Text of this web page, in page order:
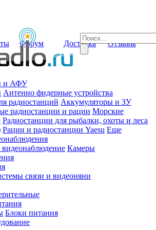
Форум Доставка Отзывы
и АФУ
Антенно фидерные устройства
радиостанций Аккумуляторы и ЗУ
радиостанции и рации Морские
Радиостанции для рыбалки, охоты и леса
Рации и радиостанции Yaesu Еще
видеонаблюдение Камеры
связи и видеоняни
Блоки питания